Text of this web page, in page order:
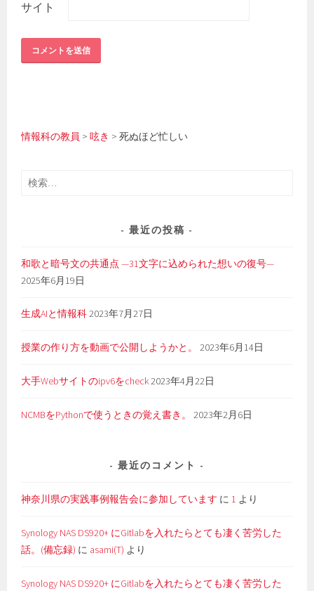
サイト
情報科の教員 >呟き >死ぬほど忙しい
検
最近の投稿
和歌と暗号文の共通点 —31文字に込められた想いの復号—
2025年6月19日
生成AIと情報科2023年7月27日
授業の作り方を動画で公開しようかと。 2023年6月14日
大手Webサイトのipv6をcheck2023年4月22日
NCMBをPythonで使うときの覚え書き。 2023年2月6日
最近のコメント
神奈川県の実践事例報告会に参加しています に 1 より
Synology NAS DS920+ にGitlabを入れたらとても凄く苦労した
話。(備忘録) に asami(T) より
Synology NAS DS920+ にGitlabを入れたらとても凄く苦労した